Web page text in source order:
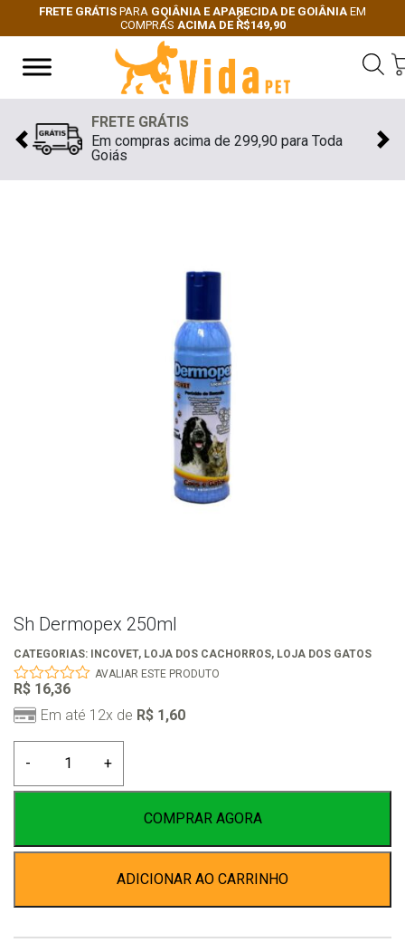
FRETE GRÁTIS PARA GOIÂNIA E APARECIDA DE GOIÂNIA EM
COMPRAS ACIMA DE R$149,90
Previous
Next
FRETE GRÁTIS
Em compras acima de 299,90 para Toda
Goiás
Previous
Sh Dermopex 250ml
CATEGORIAS: INCOVET, LOJA DOS CACHORROS, LOJA DOS GATOS
0
out
of
AVALIAR ESTE PRODUTO
R$ 16,36
Em até 12x de R$ 1,60
-
Dermopex
250ml
+
COMPRAR AGORA
ADICIONAR AO CARRINHO